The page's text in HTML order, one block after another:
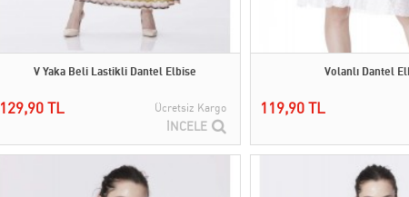
V Yaka Beli Lastikli Dantel Elbise
129,90 TL Ücretsiz Kargo
İNCELE
Volanlı Dantel
119,90 TL